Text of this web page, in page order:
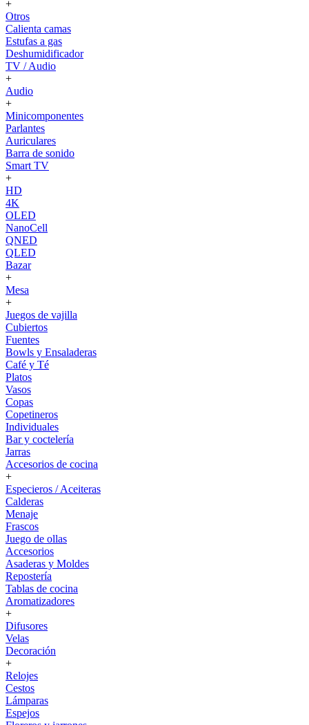
+
Otros
Calienta camas
Estufas a gas
Deshumidificador
TV / Audio
+
Audio
+
Minicomponentes
Parlantes
Auriculares
Barra de sonido
Smart TV
+
HD
4K
OLED
NanoCell
QNED
QLED
Bazar
+
Mesa
+
Juegos de vajilla
Cubiertos
Fuentes
Bowls y Ensaladeras
Café y Té
Platos
Vasos
Copas
Copetineros
Individuales
Bar y coctelería
Jarras
Accesorios de cocina
+
Especieros / Aceiteras
Calderas
Menaje
Frascos
Juego de ollas
Accesorios
Asaderas y Moldes
Repostería
Tablas de cocina
Aromatizadores
+
Difusores
Velas
Decoración
+
Relojes
Cestos
Lámparas
Espejos